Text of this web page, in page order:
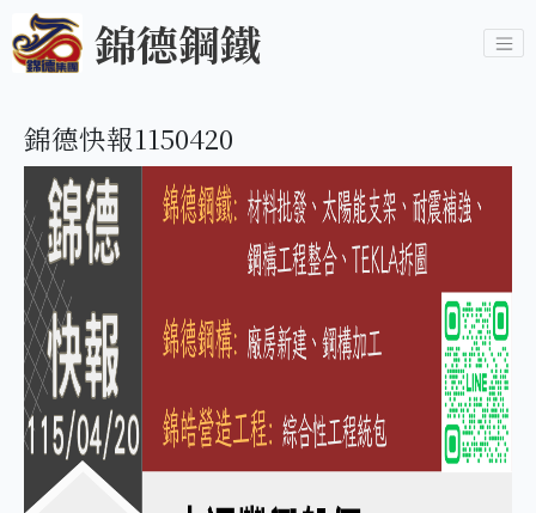
錦德鋼鐵
錦德快報1150420